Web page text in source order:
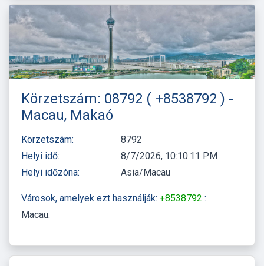
Körzetszám: 08792 ( +8538792 ) -
Macau, Makaó
Körzetszám:
8792
Helyi idő:
8/7/2026, 10:10:11 PM
Helyi időzóna:
Asia/Macau
Városok, amelyek ezt használják: +8538792 :
Macau